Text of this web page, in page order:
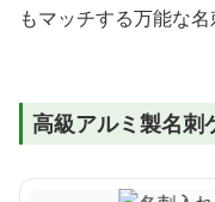
もマッチする万能な名
高級アルミ製名刺